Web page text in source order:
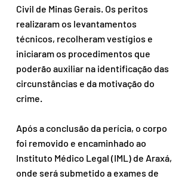
Civil de Minas Gerais. Os peritos
realizaram os levantamentos
técnicos, recolheram vestígios e
iniciaram os procedimentos que
poderão auxiliar na identificação das
circunstâncias e da motivação do
crime.
Após a conclusão da perícia, o corpo
foi removido e encaminhado ao
Instituto Médico Legal (IML) de Araxá,
onde será submetido a exames de